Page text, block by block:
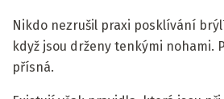
Nikdo nezrušil praxi posklívání
když jsou drženy tenkými nohami.
přísná.